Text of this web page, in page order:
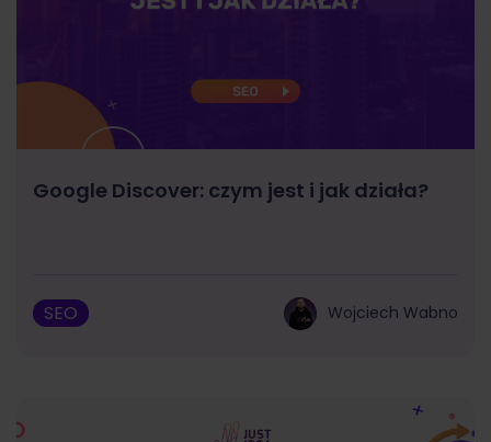
Google Discover: czym jest i jak działa?
SEO Wojciech Wabno